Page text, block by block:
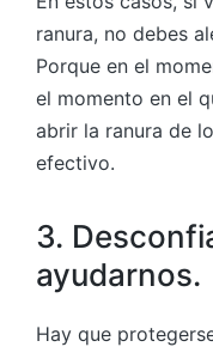
ranura, no debes
Porque en el
el momento en el
abrir la ranura de
efectivo.
3.
ayudarnos.
Hay que